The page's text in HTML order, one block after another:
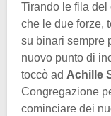
Tirando le fila del
che le due forze,
su binari sempre
nuovo punto di
toccò ad Achille
Congregazione
cominciare dei